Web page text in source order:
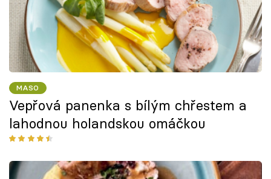
MASO
Vepřová panenka s bílým chřestem a
lahodnou holandskou omáčkou